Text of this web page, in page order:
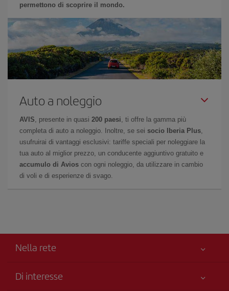
permettono di scoprire il mondo.
Auto a noleggio
AVIS , presente in quasi 200 paesi , ti offre la gamma più
completa di auto a noleggio. Inoltre, se sei socio Iberia Plus
usufruirai di vantaggi esclusivi: tariffe speciali per noleggiare la
tua auto al miglior prezzo, un conducente aggiuntivo gratuito e
accumulo di Avios con ogni noleggio, da utilizzare in cambio
di voli e di esperienze di svago.
Nella rete
Di interesse